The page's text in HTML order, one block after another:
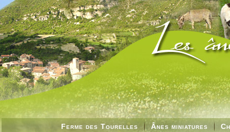
Ferme des Tourelles Ânes miniatures